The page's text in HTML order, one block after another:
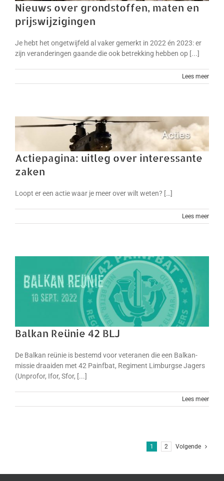
Nieuws over grondstoffen, maten en
prijswijzigingen
Je hebt het ongetwijfeld al vaker gemerkt in 2022 én 2023: er
zijn veranderingen gaande die ook betrekking hebben op [...]
Lees meer
Actiepagina: uitleg over interessante
zaken
Loopt er een actie waar je meer over wilt weten? […]
Lees meer
Balkan Reünie 42 BLJ
De Balkan reünie is bestemd voor veteranen die een Balkan-
missie draaiden met 42 Painfbat, Regiment Limburgse Jagers
(Unprofor, Ifor, Sfor, [...]
Lees meer
1 2 Volgende